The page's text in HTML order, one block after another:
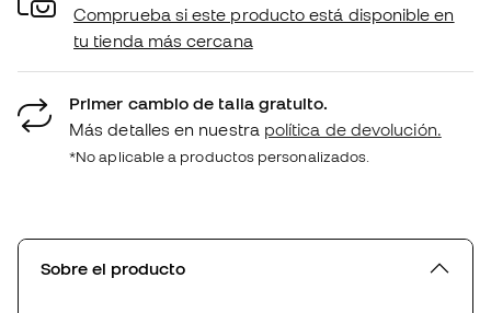
Comprueba si este producto está disponible en
tu tienda más cercana
Primer cambio de talla gratuito.
Más detalles en nuestra política de devolución.
*No aplicable a productos personalizados.
Sobre el producto